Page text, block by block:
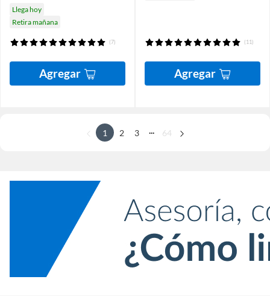
Llega hoy
Retira mañana
(7)
Agregar
(11)
Agregar
1 2 3 ... 64